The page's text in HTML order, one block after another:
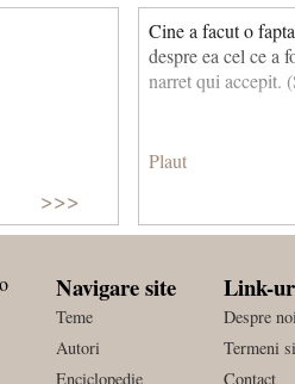
>>>
Cine a facut o
despre ea cel ce a
narret qui accepit.
Plaut
Navigare site
Teme
Autori
Enciclopedie
Link-
Despre
Termeni
Contact